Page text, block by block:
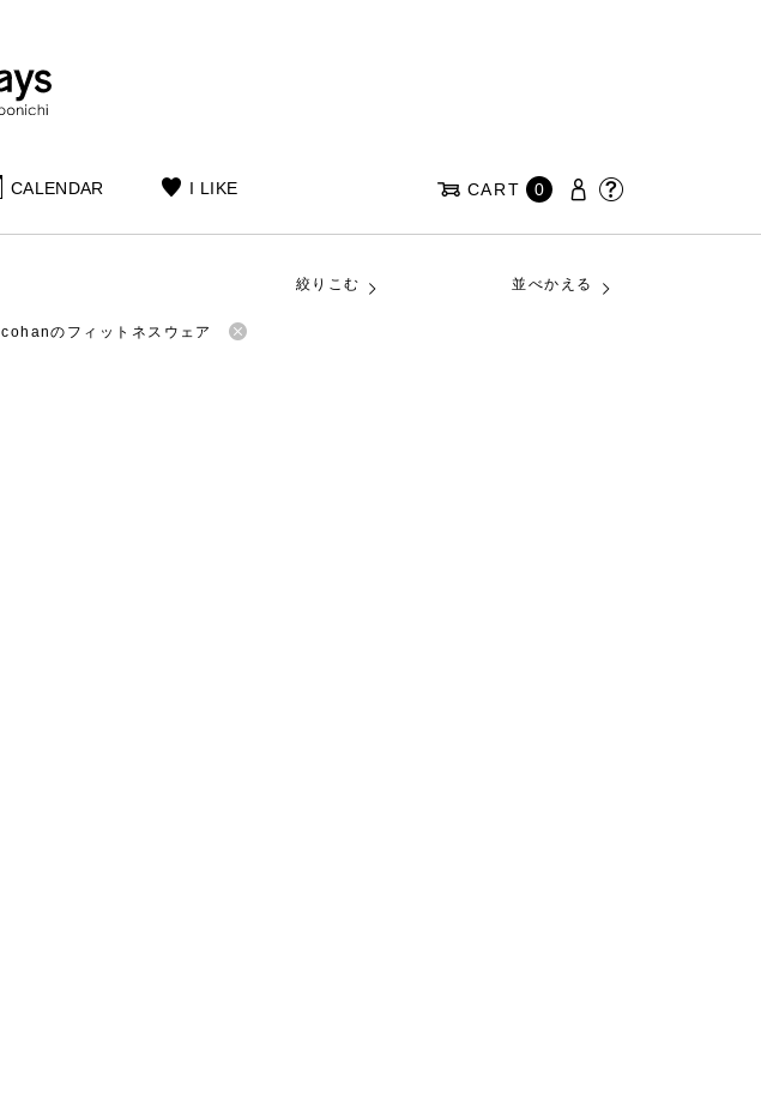
CALENDAR I LIKE CART 0
絞りこむ 並べかえる
cohanのフィットネスウェア